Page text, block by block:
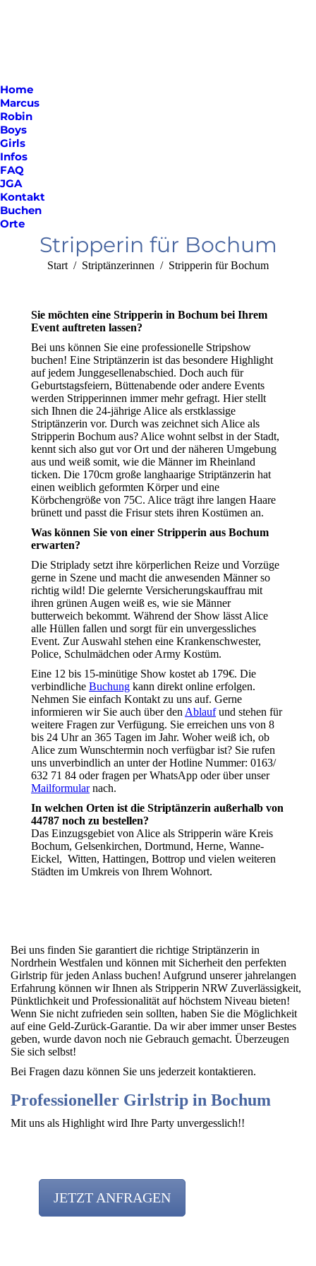
Home
Marcus
Robin
Boys
Girls
Infos
FAQ
JGA
Kontakt
Buchen
Orte
Stripperin für Bochum
Sie befinden sich hier:
Start Striptänzerinnen Stripperin für Bochum
Sie möchten eine Stripperin in Bochum bei Ihrem
Event auftreten lassen?
Bei uns können Sie eine professionelle Stripshow
buchen! Eine Striptänzerin ist das besondere Highlight
auf jedem Junggesellenabschied. Doch auch für
Geburtstagsfeiern, Büttenabende oder andere Events
werden Stripperinnen immer mehr gefragt. Hier stellt
sich Ihnen die 24-jährige Alice als erstklassige
Striptänzerin vor. Durch was zeichnet sich Alice als
Stripperin Bochum aus? Alice wohnt selbst in der Stadt,
kennt sich also gut vor Ort und der näheren Umgebung
aus und weiß somit, wie die Männer im Rheinland
ticken. Die 170cm große langhaarige Striptänzerin hat
einen weiblich geformten Körper und eine
Körbchengröße von 75C. Alice trägt ihre langen Haare
brünett und passt die Frisur stets ihren Kostümen an.
Was können Sie von einer Stripperin aus Bochum
erwarten?
Die Striplady setzt ihre körperlichen Reize und Vorzüge
gerne in Szene und macht die anwesenden Männer so
richtig wild! Die gelernte Versicherungskauffrau mit
ihren grünen Augen weiß es, wie sie Männer
butterweich bekommt. Während der Show lässt Alice
alle Hüllen fallen und sorgt für ein unvergessliches
Event. Zur Auswahl stehen eine Krankenschwester,
Police, Schulmädchen oder Army Kostüm.
Eine 12 bis 15-minütige Show kostet ab 179€. Die
verbindliche Buchung kann direkt online erfolgen.
Nehmen Sie einfach Kontakt zu uns auf. Gerne
informieren wir Sie auch über den Ablaufund stehen für
weitere Fragen zur Verfügung. Sie erreichen uns von 8
bis 24 Uhr an 365 Tagen im Jahr. Woher weiß ich, ob
Alice zum Wunschtermin noch verfügbar ist? Sie rufen
uns unverbindlich an unter der Hotline Nummer: 0163/
632 71 84 oder fragen per WhatsApp oder über unser
Mailformularnach.
In welchen Orten ist die Striptänzerin außerhalb von
44787 noch zu bestellen?
Das Einzugsgebiet von Alice als Stripperin wäre Kreis
Bochum, Gelsenkirchen, Dortmund, Herne, Wanne-
Eickel, Witten, Hattingen, Bottrop und vielen weiteren
Städten im Umkreis von Ihrem Wohnort.
Bei uns finden Sie garantiert die richtige Striptänzerin in
Nordrhein Westfalen und können mit Sicherheit den perfekten
Girlstrip für jeden Anlass buchen! Aufgrund unserer jahrelangen
Erfahrung können wir Ihnen als Stripperin NRW Zuverlässigkeit,
Pünktlichkeit und Professionalität auf höchstem Niveau bieten!
Wenn Sie nicht zufrieden sein sollten, haben Sie die Möglichkeit
auf eine Geld-Zurück-Garantie. Da wir aber immer unser Bestes
geben, wurde davon noch nie Gebrauch gemacht. Überzeugen
Sie sich selbst!
Bei Fragen dazu können Sie uns jederzeit kontaktieren.
Professioneller Girlstrip in Bochum
Mit uns als Highlight wird Ihre Party unvergesslich!!
JETZT ANFRAGEN